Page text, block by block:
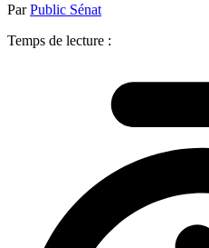
ParPublic Sénat
Temps de lecture :